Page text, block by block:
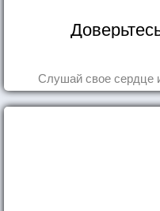
Слушай свое сердце